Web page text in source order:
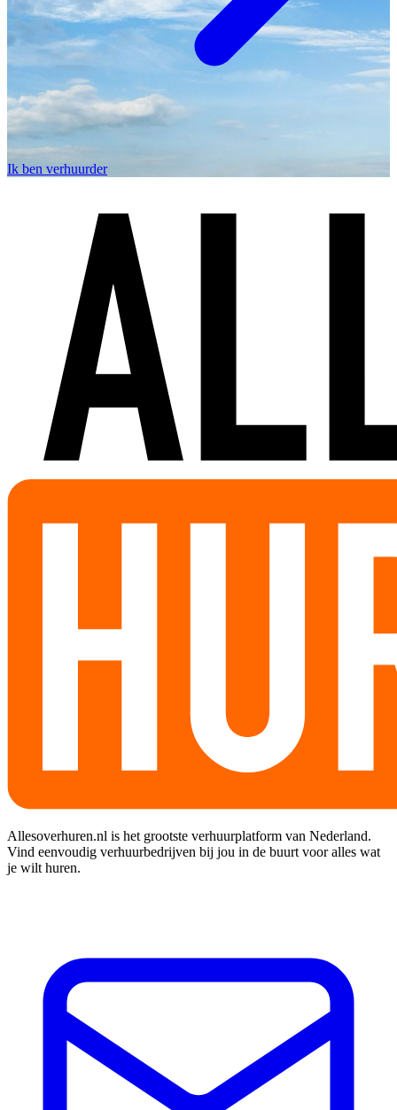
Ik ben verhuurder
Allesoverhuren.nl is het grootste verhuurplatform van Nederland.
Vind eenvoudig verhuurbedrijven bij jou in de buurt voor alles wat
je wilt huren.